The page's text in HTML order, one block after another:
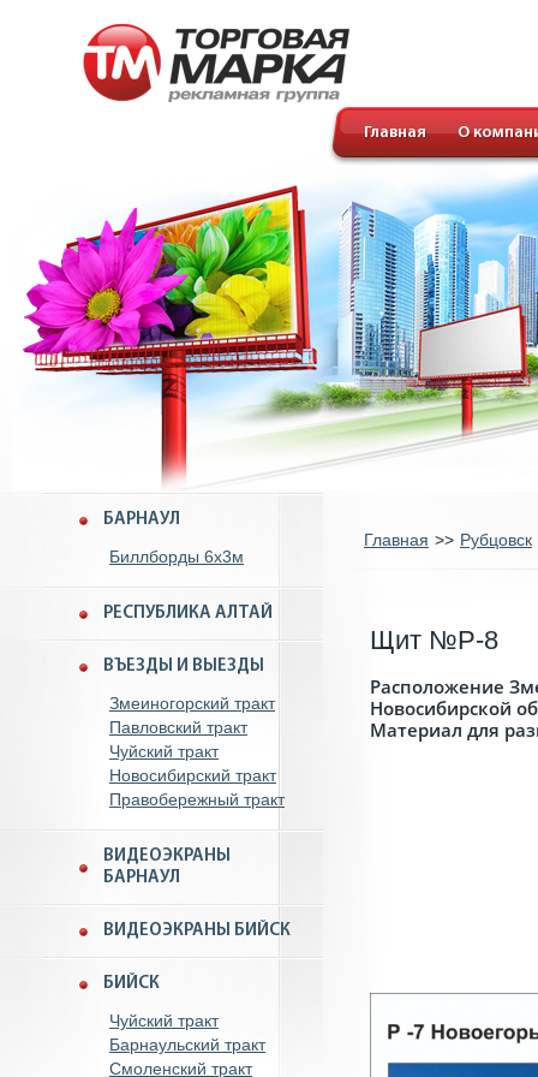
Главная О
БАРНАУЛ
Биллборды 6x3м
РЕСПУБЛИКА АЛТАЙ
ВЪЕЗДЫ И ВЫЕЗДЫ
Змеиногорский тракт
Павловский тракт
Чуйский тракт
Новосибирский тракт
Правобережный тракт
ВИДЕОЭКРАНЫ
БАРНАУЛ
ВИДЕОЭКРАНЫ БИЙСК
БИЙСК
Чуйский тракт
Барнаульский тракт
Смоленский тракт
Главная >> Рубцовск
Щит №Р-8
Расположение
Новосибирской
Материал для